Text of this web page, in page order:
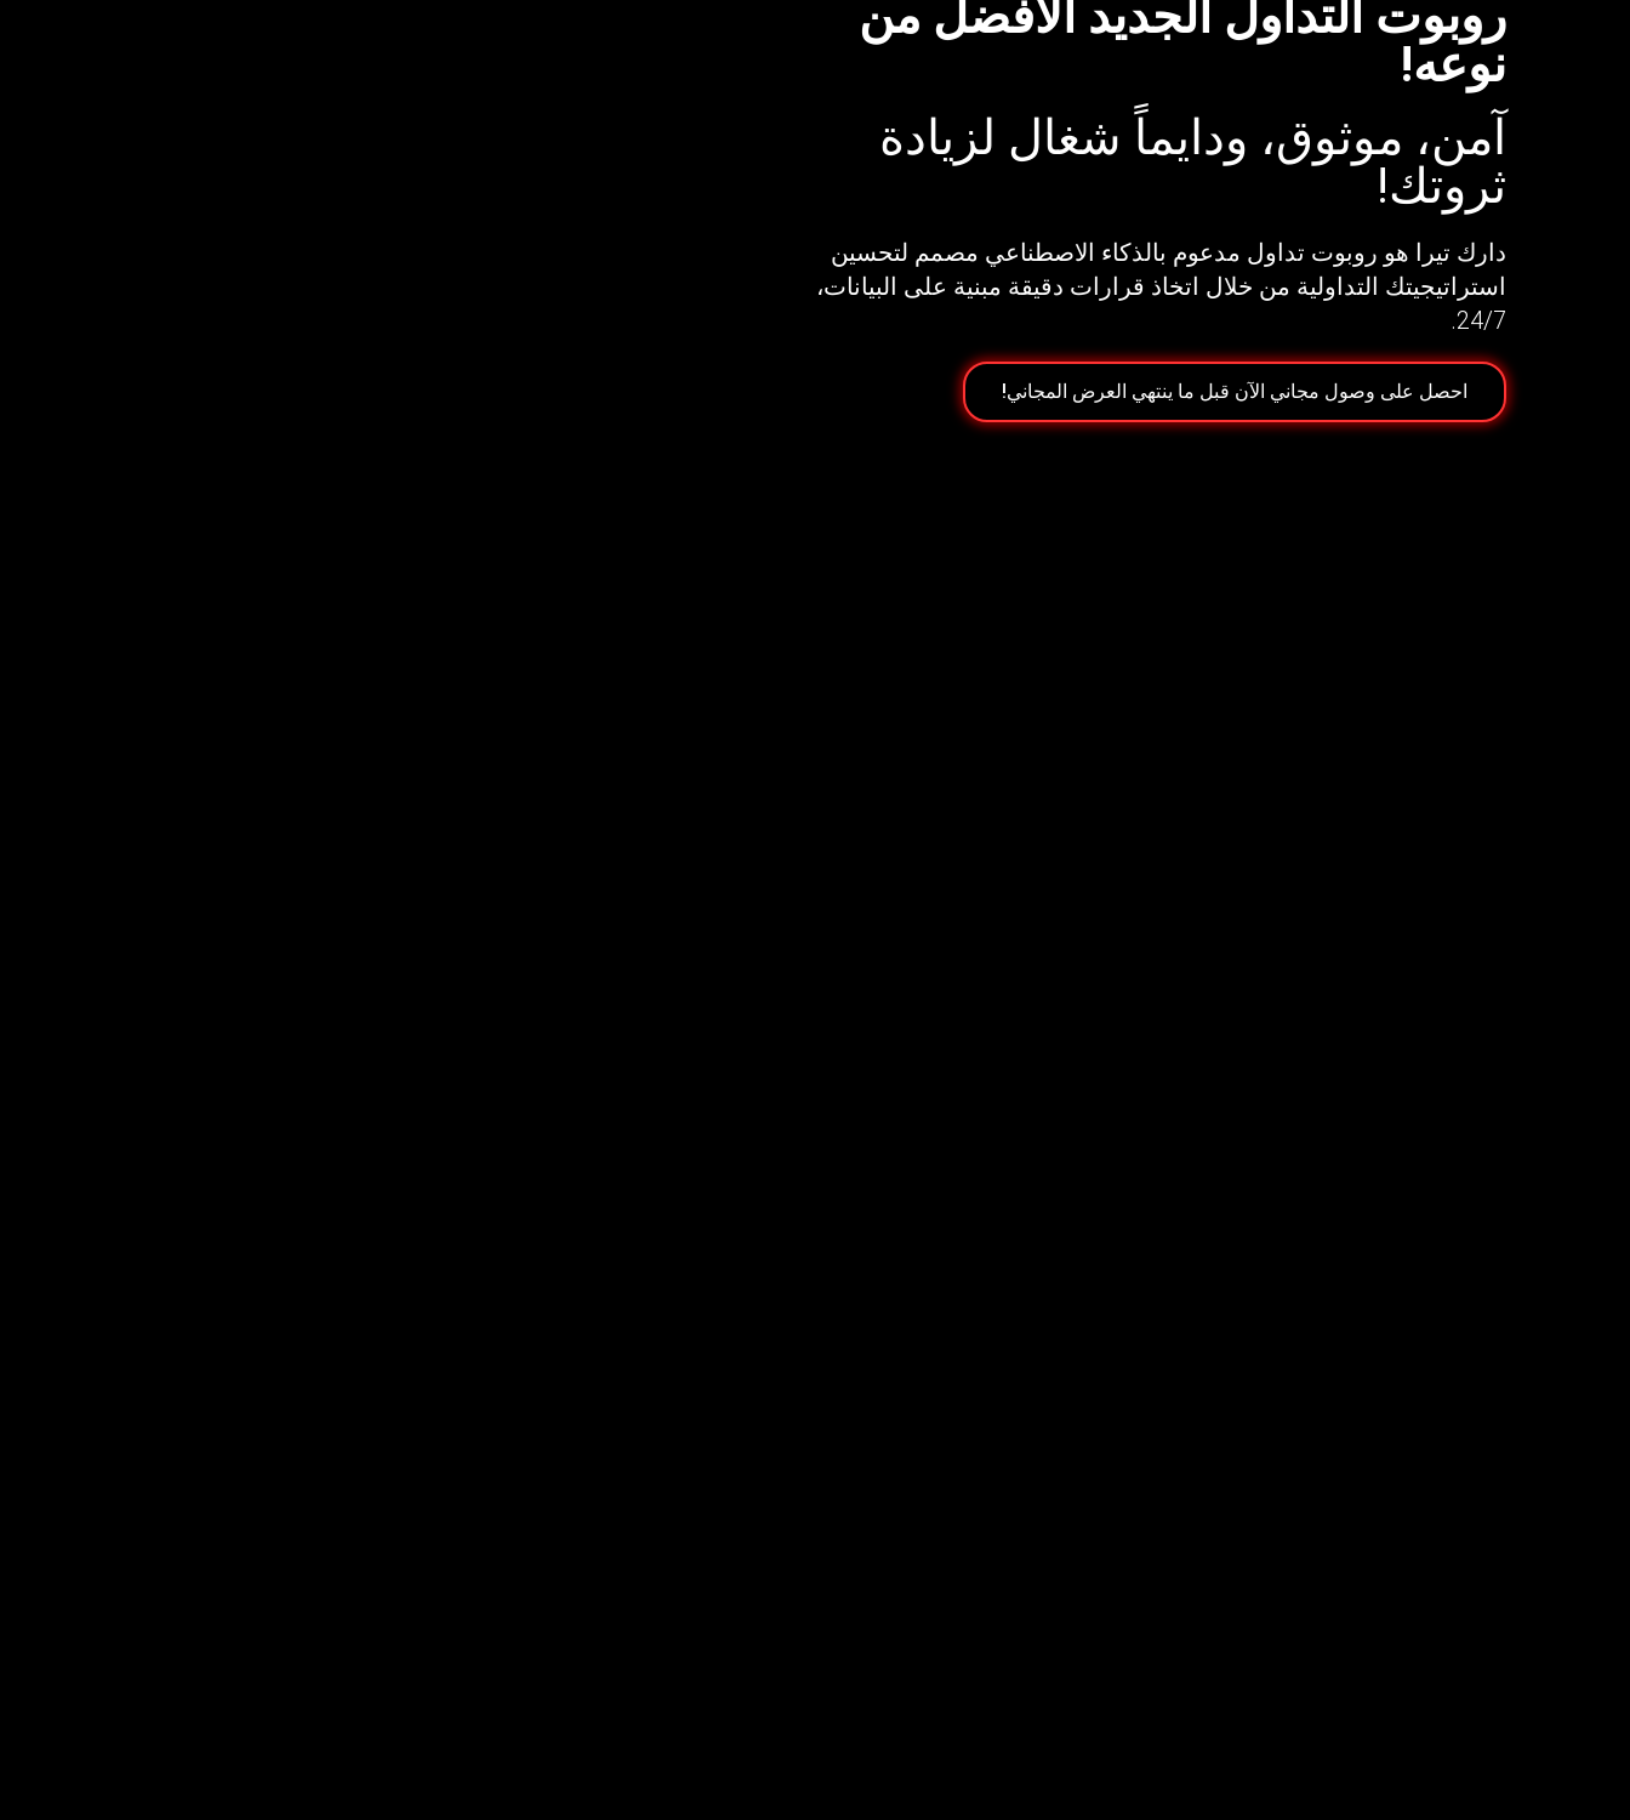
روبوت التداول الجديد الأفضل من
نوعه!
آمن، موثوق، ودايماً شغال لزيادة
ثروتك!
دارك تيرا هو روبوت تداول مدعوم بالذكاء الاصطناعي مصمم لتحسين
استراتيجيتك التداولية من خلال اتخاذ قرارات دقيقة مبنية على البيانات،
24/7.
احصل على وصول مجاني الآن قبل ما ينتهي العرض المجاني!